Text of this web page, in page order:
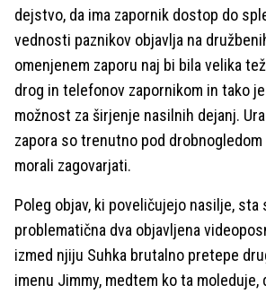
dejstvo, da ima zapornik dostop do
vednosti paznikov objavlja na
omenjenem zaporu naj bi bila velika
drog in telefonov zapornikom in tako
možnost za širjenje nasilnih dejanj.
zapora so trenutno pod
morali zagovarjati.
Poleg objav, ki poveličujejo nasilje, sta
problematična dva objavljena
izmed njiju Suhka brutalno pretepe
imenu Jimmy, medtem ko ta moleduje,